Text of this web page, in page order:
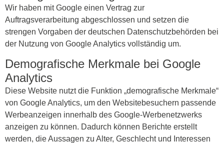
Wir haben mit Google einen Vertrag zur
Auftragsverarbeitung abgeschlossen und setzen die
strengen Vorgaben der deutschen Datenschutzbehörden bei
der Nutzung von Google Analytics vollständig um.
Demografische Merkmale bei Google
Analytics
Diese Website nutzt die Funktion „demografische Merkmale“
von Google Analytics, um den Websitebesuchern passende
Werbeanzeigen innerhalb des Google-Werbenetzwerks
anzeigen zu können. Dadurch können Berichte erstellt
werden, die Aussagen zu Alter, Geschlecht und Interessen